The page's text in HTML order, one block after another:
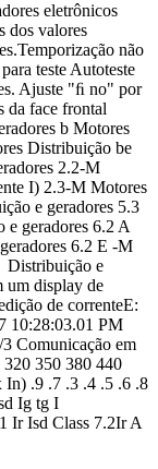
eletrônicos
dos valores
não
teste Autoteste
Ajuste "ﬁ no" por
da face frontal
b Motores
Distribuição be
2.2-M
I) 2.3-M Motores
e geradores 5.3
geradores 6.2 A
6.2 E -M
Distribuição e
um display de
de correnteE:
10:28:03.01 PM
Comunicação em
350 380 440
.9 .7 .3 .4 .5 .6 .8
Ig tg I
Ir Isd Class 7.2Ir A